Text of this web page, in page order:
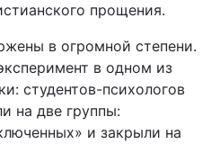
прощения.
в огромной степени.
в одном из
студентов-психологов
на две группы:
и закрыли на